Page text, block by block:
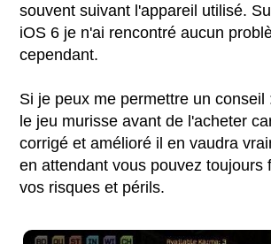
souvent suivant l'appareil utilisé.
iOS 6 je n'ai rencontré aucun
cependant.
Si je peux me permettre un conseil
le jeu murisse avant de l'acheter
corrigé et amélioré il en vaudra
en attendant vous pouvez toujours
vos risques et périls.